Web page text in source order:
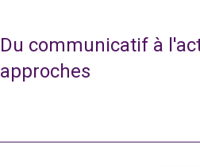
Du communicatif à
approches